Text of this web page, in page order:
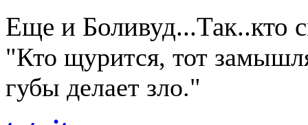
Еще и Боливуд...Так..кто
"Кто щурится, тот
губы делает зло."